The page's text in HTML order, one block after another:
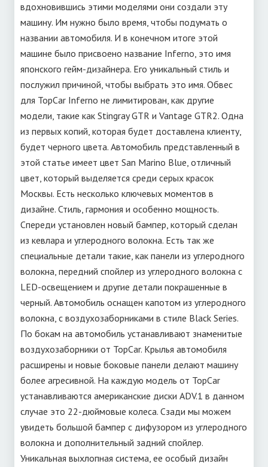
вдохновившись этими моделями они создали эту
машину. Им нужно было время, чтобы подумать о
названии автомобиля. И в конечном итоге этой
машине было присвоено название Inferno, это имя
японского гейм-дизайнера. Его уникальный стиль и
послужил причиной, чтобы выбрать это имя. Обвес
для TopCar Inferno не лимитирован, как другие
модели, такие как Stingray GTR и Vantage GTR2. Одна
из первых копий, которая будет доставлена клиенту,
будет черного цвета. Автомобиль представленный в
этой статье имеет цвет San Marino Blue, отличный
цвет, который выделяется среди серых красок
Москвы. Есть несколько ключевых моментов в
дизайне. Стиль, гармония и особенно мощность.
Спереди установлен новый бампер, который сделан
из кевлара и углеродного волокна. Есть так же
специальные детали такие, как панели из углеродного
волокна, передний спойлер из углеродного волокна с
LED-освещением и другие детали покрашенные в
черный. Автомобиль оснащен капотом из углеродного
волокна, с воздухозаборниками в стиле Black Series.
По бокам на автомобиль устанавливают знаменитые
воздухозаборники от TopCar. Крылья автомобиля
расширены и новые боковые панели делают машину
более агресивной. На каждую модель от TopCar
устанавливаются американские диски ADV.1 в данном
случае это 22-дюймовые колеса. Сзади мы можем
увидеть большой бампер с дифузором из углеродного
волокна и дополнительный задний спойлер.
Уникальная выхлопная система, ее особый дизайн